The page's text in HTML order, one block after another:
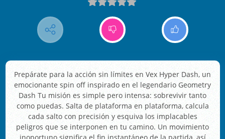
Prepárate para la acción sin límites en Vex Hyper Dash, un
emocionante spin off inspirado en el legendario Geometry
Dash Tu misión es simple pero intensa: sobrevivir tanto
como puedas. Salta de plataforma en plataforma, calcula
cada salto con precisión y esquiva los implacables
peligros que se interponen en tu camino. Un movimiento